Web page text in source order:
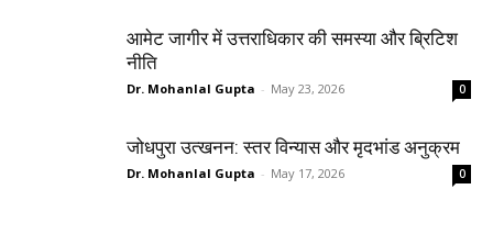
आमेट जागीर में उत्तराधिकार की समस्या और ब्रिटिश
नीति
Dr. Mohanlal Gupta - May 23, 2026 0
जोधपुरा उत्खनन: स्तर विन्यास और मृदभांड अनुक्रम
Dr. Mohanlal Gupta - May 17, 2026 0